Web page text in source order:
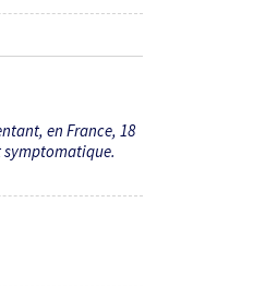
en France, 18
symptomatique.